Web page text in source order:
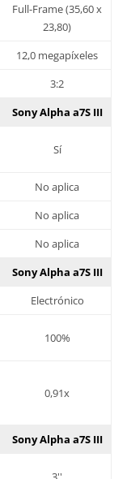
Full-Frame (35,60 x
23,80)
12,0 megapíxeles
3:2
Sony Alpha a7S III
Sí
No aplica
No aplica
No aplica
Sony Alpha a7S III
Electrónico
100%
0,91x
Sony Alpha a7S III